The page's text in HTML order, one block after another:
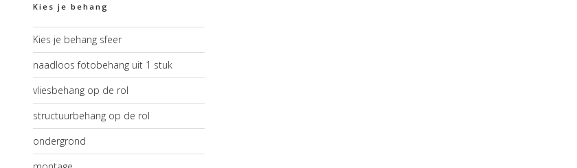
Kies je behang
Kies je behang sfeer
naadloos fotobehang uit 1 stuk
vliesbehang op de rol
structuurbehang op de rol
ondergrond